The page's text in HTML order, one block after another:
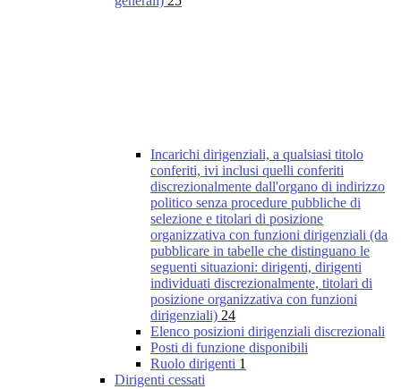
Incarichi dirigenziali, a qualsiasi titolo
conferiti, ivi inclusi quelli conferiti
discrezionalmente dall'organo di indirizzo
politico senza procedure pubbliche di
selezione e titolari di posizione
organizzativa con funzioni dirigenziali (da
pubblicare in tabelle che distinguano le
seguenti situazioni: dirigenti, dirigenti
individuati discrezionalmente, titolari di
posizione organizzativa con funzioni
dirigenziali) 24
Elenco posizioni dirigenziali discrezionali
Posti di funzione disponibili
Ruolo dirigenti 1
Dirigenti cessati